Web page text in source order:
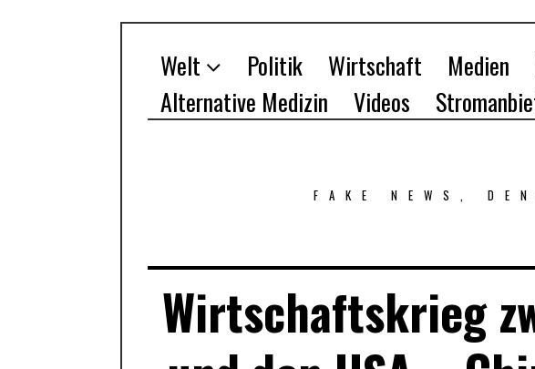
Welt Politik Wirtschaft Medien
Alternative Medizin
Videos
FAKE NEWS,
Wirtschaftskrieg